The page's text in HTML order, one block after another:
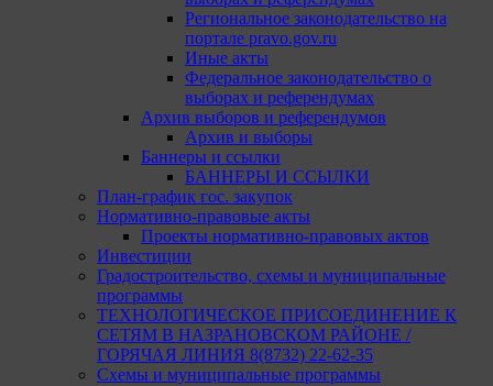
Региональное законодательство на
портале pravo.gov.ru
Иные акты
Федеральное законодательство о
выборах и референдумах
Архив выборов и референдумов
Архив и выборы
Баннеры и ссылки
БАННЕРЫ И ССЫЛКИ
План-график гос. закупок
Нормативно-правовые акты
Проекты нормативно-правовых актов
Инвестиции
Градостроительство, схемы и муниципальные
программы
ТЕХНОЛОГИЧЕСКОЕ ПРИСОЕДИНЕНИЕ К
СЕТЯМ В НАЗРАНОВСКОМ РАЙОНЕ /
ГОРЯЧАЯ ЛИНИЯ 8(8732) 22-62-35
Схемы и муниципальные программы